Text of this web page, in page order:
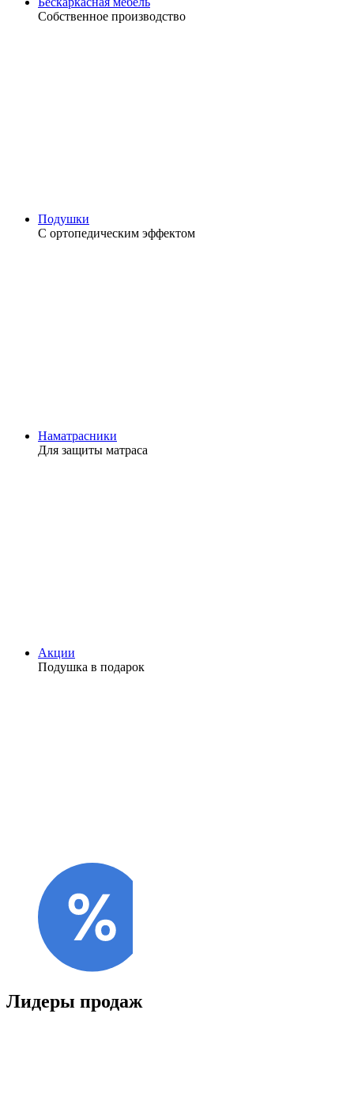
Собственное производство
Подушки
С ортопедическим эффектом
Наматрасники
Для защиты матраса
Акции
Подушка в подарок
Лидеры продаж